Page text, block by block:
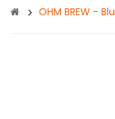
OHM BREW -